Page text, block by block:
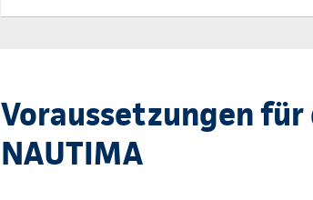
Voraussetzungen
NAUTIMA